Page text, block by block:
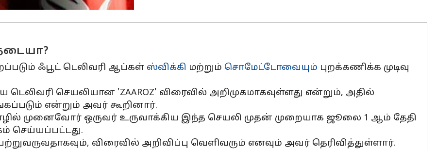
ஃபூட் டெலிவரி ஆப்கள் ஸ்விக்கி மற்றும் சொமேட்டோவையும் புறக்கணிக்க முடிவு
டெலிவரி செயலியான 'ZAAROZ' விரைவில் அறிமுகமாகவுள்ளது என்றும், அதில்
என்றும் அவர் கூறினார்.
முனைவோர் ஒருவர் உருவாக்கிய இந்த செயலி முதன் முறையாக ஜூலை 1 ஆம் தேதி
செய்யப்பட்டது.
விரைவில் அறிவிப்பு வெளிவரும் எனவும் அவர் தெரிவித்துள்ளார்.